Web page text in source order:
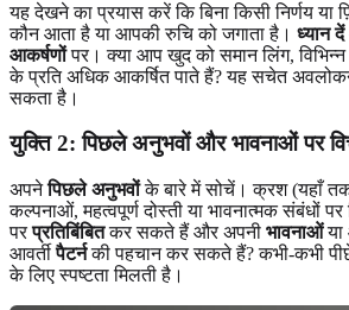
यह देखने का प्रयास करें कि बिना किसी निर्णय
कौन आता है या आपकी रुचि को जगाता है। ध्यान दें
आकर्षणोंपर। क्या आप खुद को समान लिंग, विभिन्न
के प्रति अधिक आकर्षित पाते हैं? यह सचेत
सकता है।
युक्ति 2: पिछले अनुभवों और भावनाओं पर
अपनेपिछले अनुभवोंके बारे में सोचें। क्रश (यहाँ
कल्पनाओं, महत्वपूर्ण दोस्ती या भावनात्मक संबंधों
परप्रतिबिंबितकर सकते हैं और अपनी भावनाओंया
आवर्तीपैटर्नकी पहचान कर सकते हैं? कभी-कभी
के लिए स्पष्टता मिलती है।